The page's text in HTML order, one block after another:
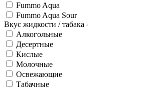
Fummo Aqua
Fummo Aqua Sour
Вкус жидкости / табака
Алкогольные
Десертные
Кислые
Молочные
Освежающие
Табачные